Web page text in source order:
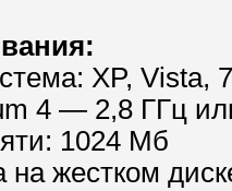
XP, Vista, 7
4 — 2,8 ГГц
1024 Мб
на жестком